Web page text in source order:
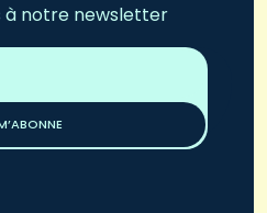
à notre newsletter